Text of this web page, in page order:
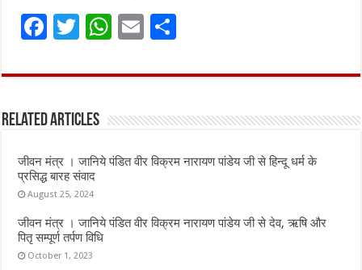
F
ce
o
o
k
T
it
r
W
at
A
p
E
ai ar
Related Articles
जीवन मंत्र । जानिये पंडित वीर विक्रम नारायण पांडेय जी से हिन्दू धर्म के
प्रसिद्ध बारह संवाद
August 25, 2024
जीवन मंत्र । जानिये पंडित वीर विक्रम नारायण पांडेय जी से देव, ऋषि और
पितृ सम्पूर्ण तर्पण विधि
October 1, 2023